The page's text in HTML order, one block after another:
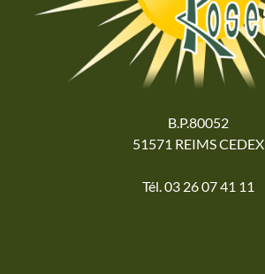
B.P.80052
51571 REIMS CEDEX
Tél. 03 26 07 41 11